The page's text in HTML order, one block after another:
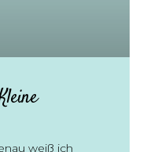
weiß ich